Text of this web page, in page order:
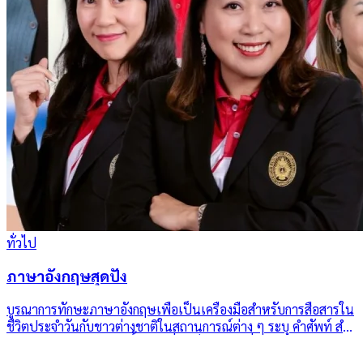
ทั่วไป
ภาษาอังกฤษสุดปัง
บูรณาการทักษะภาษาอังกฤษเพื่อเป็นเครื่องมือสําหรับการสื่อสารใน
ชีวิตประจําวันกับชาวต่างชาติในสถานการณ์ต่าง ๆ ระบุ คําศัพท์ สํา